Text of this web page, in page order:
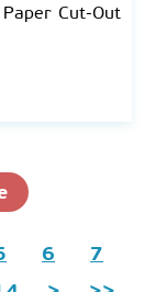
Cut-Out
6
7